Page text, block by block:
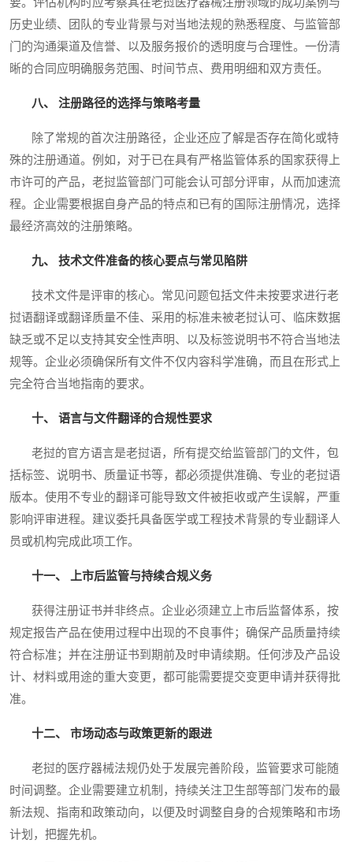
要。评估机构时应考察其在老挝医疗器械注册领域的成功案例与
历史业绩、团队的专业背景与对当地法规的熟悉程度、与监管部
门的沟通渠道及信誉、以及服务报价的透明度与合理性。一份清
晰的合同应明确服务范围、时间节点、费用明细和双方责任。
八、 注册路径的选择与策略考量
除了常规的首次注册路径，企业还应了解是否存在简化或特
殊的注册通道。例如，对于已在具有严格监管体系的国家获得上
市许可的产品，老挝监管部门可能会认可部分评审，从而加速流
程。企业需要根据自身产品的特点和已有的国际注册情况，选择
最经济高效的注册策略。
九、 技术文件准备的核心要点与常见陷阱
技术文件是评审的核心。常见问题包括文件未按要求进行老
挝语翻译或翻译质量不佳、采用的标准未被老挝认可、临床数据
缺乏或不足以支持其安全性声明、以及标签说明书不符合当地法
规等。企业必须确保所有文件不仅内容科学准确，而且在形式上
完全符合当地指南的要求。
十、 语言与文件翻译的合规性要求
老挝的官方语言是老挝语，所有提交给监管部门的文件，包
括标签、说明书、质量证书等，都必须提供准确、专业的老挝语
版本。使用不专业的翻译可能导致文件被拒收或产生误解，严重
影响评审进程。建议委托具备医学或工程技术背景的专业翻译人
员或机构完成此项工作。
十一、 上市后监管与持续合规义务
获得注册证书并非终点。企业必须建立上市后监督体系，按
规定报告产品在使用过程中出现的不良事件；确保产品质量持续
符合标准；并在注册证书到期前及时申请续期。任何涉及产品设
计、材料或用途的重大变更，都可能需要提交变更申请并获得批
准。
十二、 市场动态与政策更新的跟进
老挝的医疗器械法规仍处于发展完善阶段，监管要求可能随
时间调整。企业需要建立机制，持续关注卫生部等部门发布的最
新法规、指南和政策动向，以便及时调整自身的合规策略和市场
计划，把握先机。